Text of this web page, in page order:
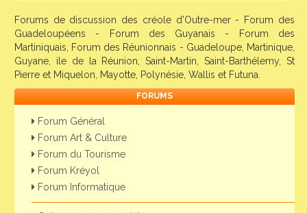
Forums de discussion des créole d'Outre-mer - Forum des
Guadeloupéens - Forum des Guyanais - Forum des
Martiniquais, Forum des Réunionnais - Guadeloupe, Martinique,
Guyane, ile de la Réunion, Saint-Martin, Saint-Barthélemy, St
Pierre et Miquelon, Mayotte, Polynésie, Wallis et Futuna.
FORUMS
Forum Général
Forum Art & Culture
Forum du Tourisme
Forum Kréyol
Forum Informatique